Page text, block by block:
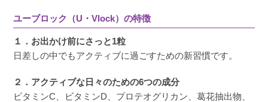
非公開
投稿日
2024/03/25
と安心です。
ユーブロック（U・Vlock）の特徴
１．お出かけ前にさっと1粒
日差しの中でもアクティブに過ごすための新習慣です。
２．アクティブな日々のための6つの成分
ビタミンC、ビタミンD、プロテオグリカン、葛花抽出物、